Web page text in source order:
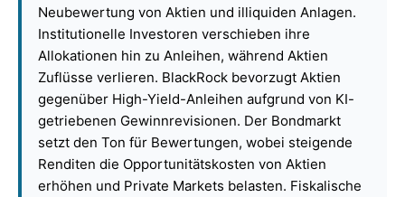
Neubewertung von Aktien und illiquiden Anlagen.
Institutionelle Investoren verschieben ihre
Allokationen hin zu Anleihen, während Aktien
Zuflüsse verlieren. BlackRock bevorzugt Aktien
gegenüber High-Yield-Anleihen aufgrund von KI-
getriebenen Gewinnrevisionen. Der Bondmarkt
setzt den Ton für Bewertungen, wobei steigende
Renditen die Opportunitätskosten von Aktien
erhöhen und Private Markets belasten. Fiskalische